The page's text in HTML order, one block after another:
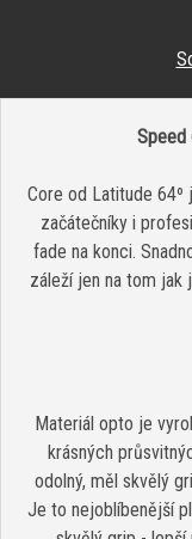
Speed
Core od Latitude
začátečníky i
fade na konci.
záleží jen na tom jak
Materiál opto je
krásných
odolný, měl skvělý
Je to nejoblíbenější